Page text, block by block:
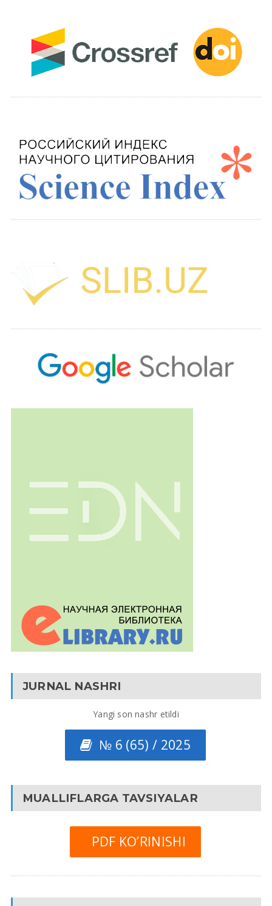
JURNAL NASHRI
Yangi son nashr etildi
№ 6 (65) / 2025
MUALLIFLARGA TAVSIYALAR
PDF KO’RINISHI